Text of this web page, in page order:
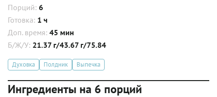
Порций: 6
Готовка: 1 ч
Доп. время: 45 мин
Б/Ж/У: 21.37 г/43.67 г/75.84
Духовка Полдник Выпечка
Ингредиенты на 6 порций